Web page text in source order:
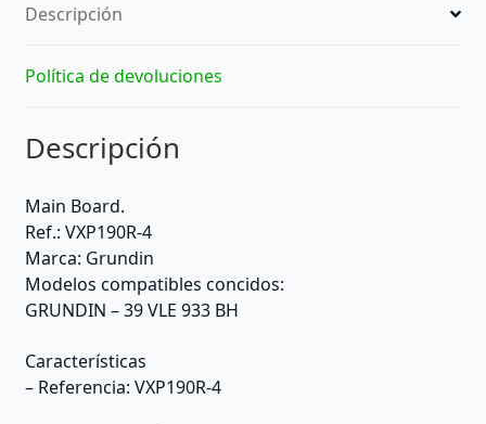
Descripción
Política de devoluciones
Descripción
Main Board.
Ref.: VXP190R-4
Marca: Grundin
Modelos compatibles concidos:
GRUNDIN – 39 VLE 933 BH
Características
– Referencia: VXP190R-4